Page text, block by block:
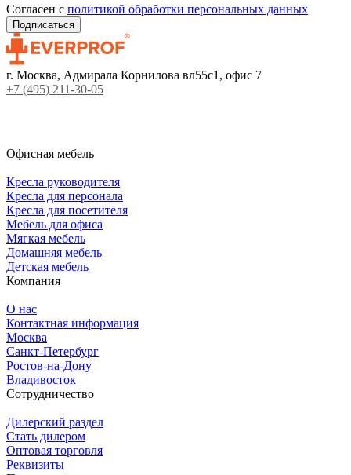
Согласен с политикой обработки персональных данных
г. Москва, Адмирала Корнилова вл55с1, офис 7
+7 (495) 211-30-05
Офисная мебель
Кресла руководителя
Кресла для персонала
Кресла для посетителя
Мебель для офиса
Мягкая мебель
Домашняя мебель
Детская мебель
Компания
О нас
Контактная информация
Москва
Санкт-Петербург
Ростов-на-Дону
Владивосток
Сотрудничество
Дилерский раздел
Стать дилером
Оптовая торговля
Реквизиты